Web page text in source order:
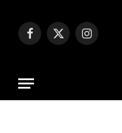
Facebook
X
Instagram